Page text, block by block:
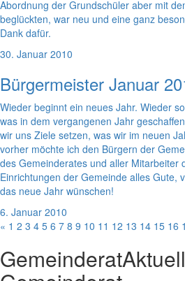
Abordnung der Grundschüler aber mit
beglückten, war neu und eine ganz
Dank dafür.
30. Januar 2010
Bürgermeister Januar
Wieder beginnt ein neues Jahr. Wieder
was in dem vergangenen Jahr
wir uns Ziele setzen, was wir im neuen
vorher möchte ich den Bürgern der
des Gemeinderates und aller Mitarbeiter
Einrichtungen der Gemeinde alles Gute,
das neue Jahr wünschen!
6. Januar 2010
« 1 2 3 4 5 6 7 8 9 10 11 12 13 14 15 16
Gemeinderat